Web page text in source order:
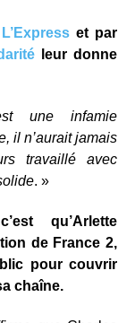
et par
leur donne
une infamie
il n’aurait jamais
travaillé avec
. »
qu’Arlette
de France 2,
pour couvrir
chaîne.